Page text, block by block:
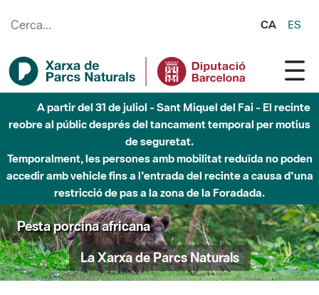
CA ES
A partir del 31 de juliol - Sant Miquel del Fai - El recinte
reobre al públic després del tancament temporal per motius
de seguretat.
Temporalment, les persones amb mobilitat reduïda no poden
accedir amb vehicle fins a l'entrada del recinte a causa d'una
restricció de pas a la zona de la Foradada.
Pesta porcina africana
La Xarxa de Parcs Naturals